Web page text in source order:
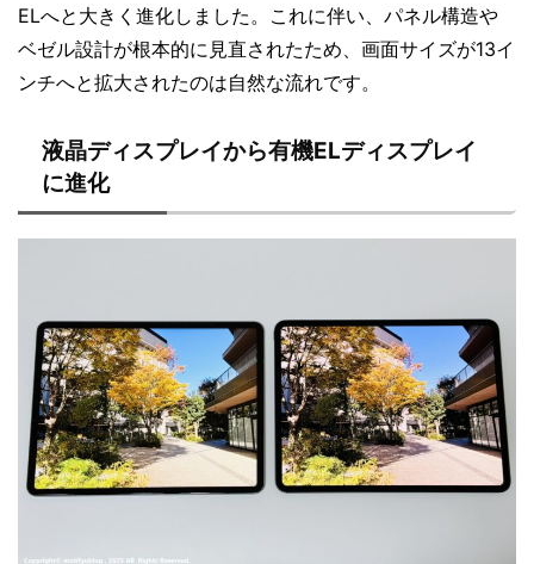
ELへと大きく進化しました。これに伴い、パネル構造や
ベゼル設計が根本的に見直されたため、画面サイズが13イ
ンチへと拡大されたのは自然な流れです。
液晶ディスプレイから有機ELディスプレイ
に進化